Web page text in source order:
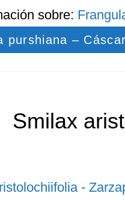
sobre:
purshiana –
Smilax